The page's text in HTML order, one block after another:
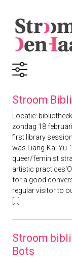
Stroom
Locatie:
zondag 18
first library
was Liang-Kai Yu.
queer/feminist
artistic
for a good
regular visitor to
Stroom
Bots